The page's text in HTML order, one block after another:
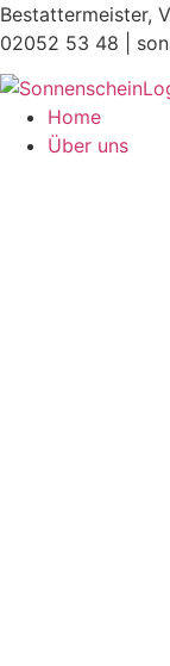
Zum
Inhalt
springen
Bestattermeister,
02052 53 48 |
Home
Über uns